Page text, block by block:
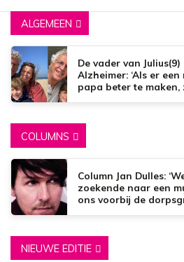
ALGEMEEN
De vader van
Alzheimer: ‘Als er
papa beter te maken,
COLUMNS
Column Jan Dulles:
zoekende naar een
ons voorbij de
NIEUWE EDITIE